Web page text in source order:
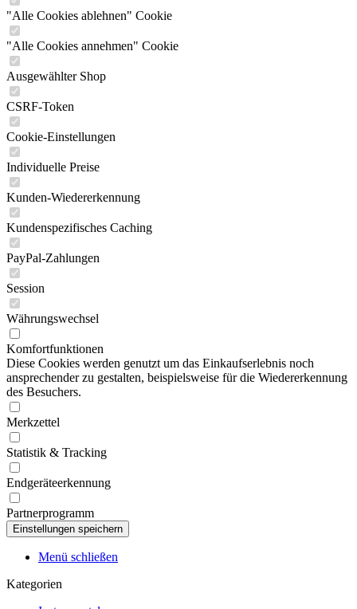
"Alle Cookies ablehnen" Cookie
"Alle Cookies annehmen" Cookie
Ausgewählter Shop
CSRF-Token
Cookie-Einstellungen
Individuelle Preise
Kunden-Wiedererkennung
Kundenspezifisches Caching
PayPal-Zahlungen
Session
Währungswechsel
Komfortfunktionen
Diese Cookies werden genutzt um das Einkaufserlebnis noch
ansprechender zu gestalten, beispielsweise für die Wiedererkennung
des Besuchers.
Merkzettel
Statistik & Tracking
Endgeräteerkennung
Partnerprogramm
Menü schließen
Kategorien